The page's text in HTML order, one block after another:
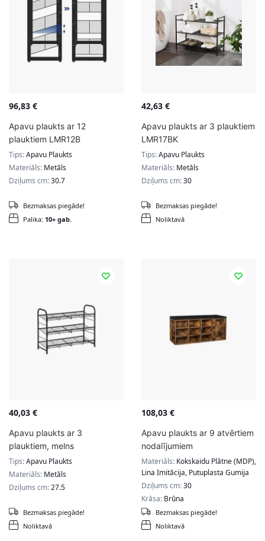
96,83 €
Apavu plaukts ar 12
plauktiem LMR12B
Tips:Apavu Plaukts
Materiāls: Metāls
Dziļums cm:30.7
Palika: 10+ gab.
Bezmaksas piegāde!
42,63 €
Apavu plaukts ar 3 plauktiem
LMR17BK
Tips:Apavu Plaukts
Materiāls: Metāls
Dziļums cm:30
Noliktavā
Bezmaksas piegāde!
40,03 €
Apavu plaukts ar 3
plauktiem, melns
Tips:Apavu Plaukts
Materiāls: Metāls
Dziļums cm:27.5
Noliktavā
Bezmaksas piegāde!
108,03 €
Apavu plaukts ar 9 atvērtiem
nodalījumiem
Materiāls: Kokskaidu Plātne (MDP),
Lina Imitācija, Putuplasta Gumija
Dziļums cm:30
Krāsa: Brūna
Noliktavā
Bezmaksas piegāde!